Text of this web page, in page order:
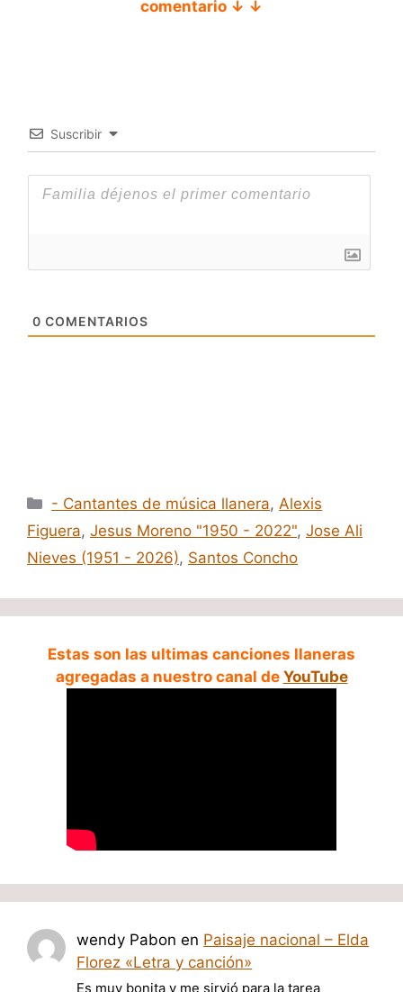
comentario ↓ ↓
Suscribir
0 COMENTARIOS
Categorías
- Cantantes de música llanera, Alexis
Figuera, Jesus Moreno "1950 - 2022", Jose Ali
Nieves (1951 - 2026), Santos Concho
Estas son las ultimas canciones llaneras
agregadas a nuestro canal de YouTube
wendy Pabon en Paisaje nacional – Elda
Florez «Letra y canción»
Es muy bonita y me sirvió para la tarea